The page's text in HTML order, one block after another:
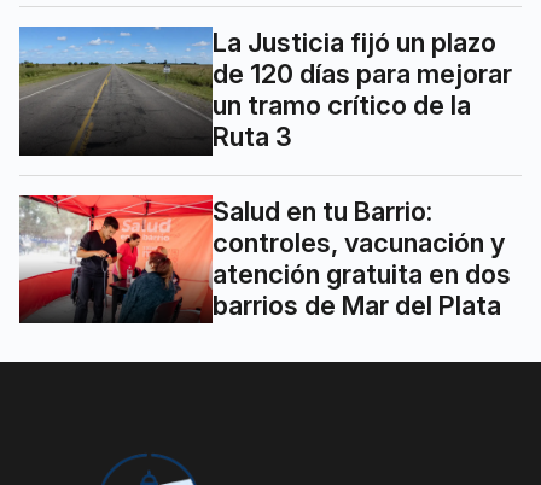
La Justicia fijó un plazo
de 120 días para mejorar
un tramo crítico de la
Ruta 3
Salud en tu Barrio:
controles, vacunación y
atención gratuita en dos
barrios de Mar del Plata